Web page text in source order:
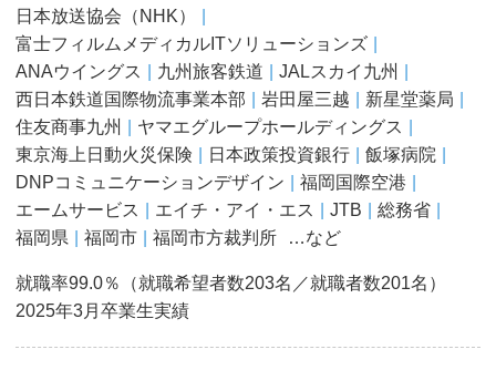
日本放送協会（NHK）
富士フィルムメディカルITソリューションズ
ANAウイングス
九州旅客鉄道
JALスカイ九州
西日本鉄道国際物流事業本部
岩田屋三越
新星堂薬局
住友商事九州
ヤマエグループホールディングス
東京海上日動火災保険
日本政策投資銀行
飯塚病院
DNPコミュニケーションデザイン
福岡国際空港
エームサービス
エイチ・アイ・エス JTB
総務省
福岡県
福岡市 福岡市方裁判所 …など
就職率99.0％（就職希望者数203名／就職者数201名）
2025年3月卒業生実績